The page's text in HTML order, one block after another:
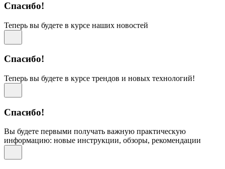
Спасибо!
Теперь вы будете в курсе наших новостей
Спасибо!
Теперь вы будете в курсе трендов и новых технологий!
Спасибо!
Вы будете первыми получать важную практическую
информацию: новые инструкции, обзоры, рекомендации